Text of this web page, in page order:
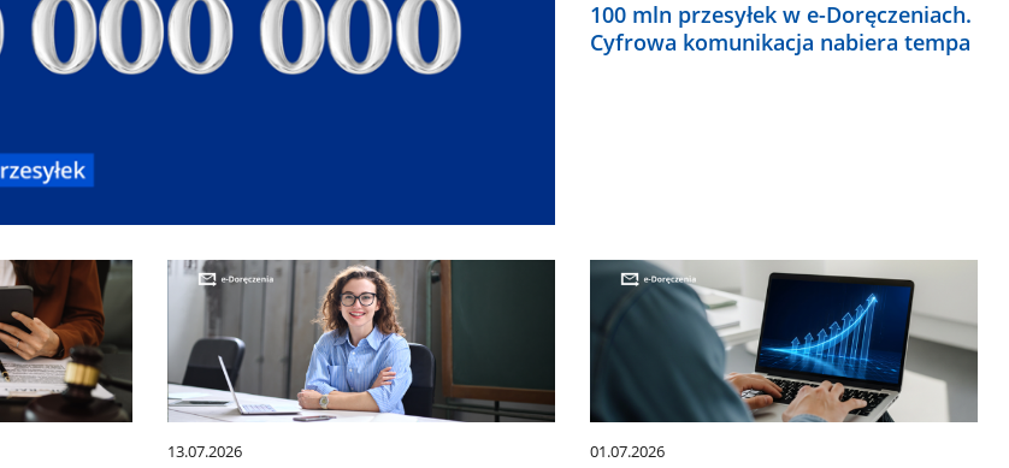
100 mln przesyłek w e-Doręczeniach.
Cyfrowa komunikacja nabiera tempa
13.07.2026 01.07.2026